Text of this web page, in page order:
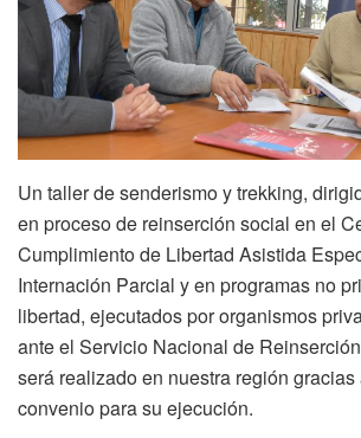
Un taller de senderismo y trekking,
en proceso de reinserción social en el
Cumplimiento de Libertad Asistida
Internación Parcial y en programas no
libertad, ejecutados por organismos
ante el Servicio Nacional de
será realizado en nuestra región gracias
convenio para su ejecución.